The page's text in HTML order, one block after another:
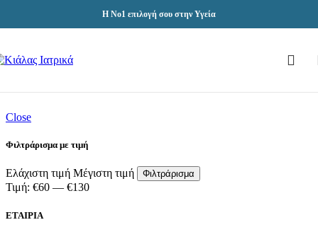
Skip to main content
Η Νο1 επιλογή σου στην Υγεία
Close
Φιλτράρισμα με τιμή
Ελάχιστη τιμή Μέγιστη τιμή Φιλτράρισμα
Τιμή: €60 — €130
ΕΤΑΙΡΙΑ